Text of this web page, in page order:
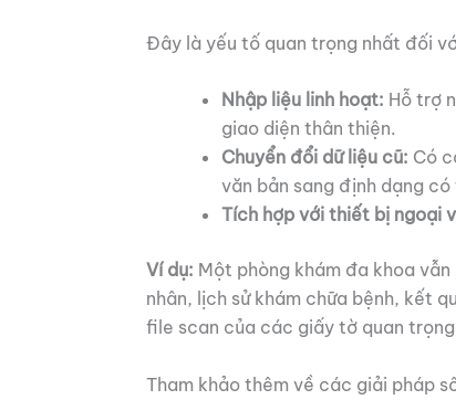
Đây là yếu tố quan trọng nhất đối
Nhập liệu linh hoạt: Hỗ trợ
giao diện thân thiện.
Chuyển đổi dữ liệu cũ: Có
văn bản sang định dạng
Tích hợp với thiết bị ngoại
Ví dụ: Một phòng khám đa khoa
nhân, lịch sử khám chữa bệnh, kết
file scan của các giấy tờ quan
Tham khảo thêm về các giải pháp